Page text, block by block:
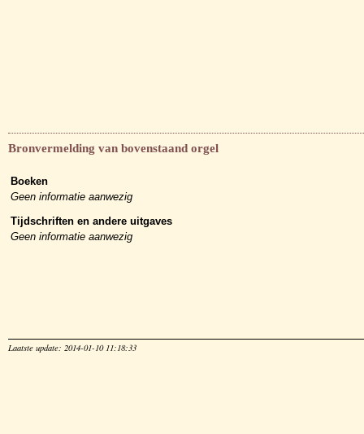
Bronvermelding van bovenstaand orgel
Boeken
Geen informatie aanwezig
Tijdschriften en andere uitgaves
Geen informatie aanwezig
Laatste update: 2014-01-10 11:18:33